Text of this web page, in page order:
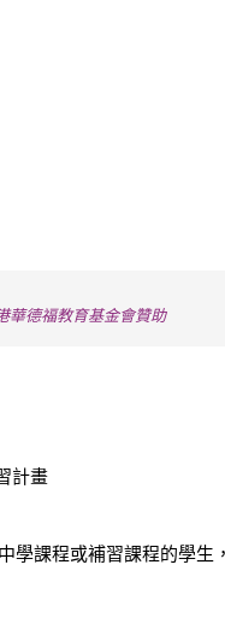
華德福教育基金會贊助
計畫
學課程或補習課程的學生